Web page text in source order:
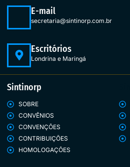
E-mail
secretaria@sintinorp.com.br
Escritórios
Londrina e Maringá
Sintinorp
SOBRE
CONVÊNIOS
CONVENÇÕES
CONTRIBUIÇÕES
HOMOLOGAÇÕES